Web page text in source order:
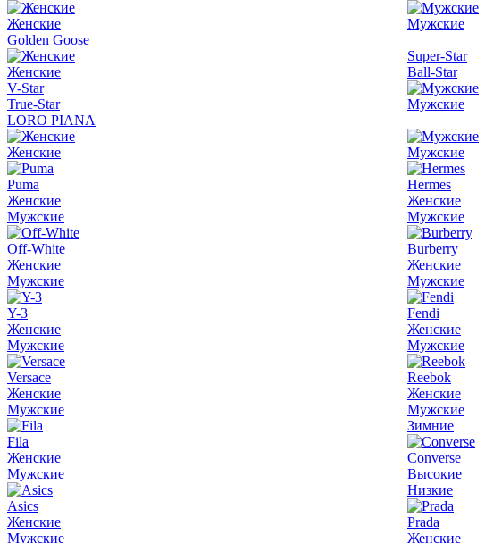
Женские
Мужские
Golden Goose
Женские
V-Star
True-Star
Super-Star
Ball-Star
Мужские
LORO PIANA
Женские Мужские
Puma
Женские
Мужские
Off-White
Женские
Мужские
Y-3
Женские
Мужские
Versace
Женские
Мужские
Fila
Женские
Мужские
Asics
Женские
Мужские
Hermes
Женские
Мужские
Burberry
Женские
Мужские
Fendi
Женские
Мужские
Reebok
Женские
Мужские
Зимние
Converse
Высокие
Низкие
Prada
Женские